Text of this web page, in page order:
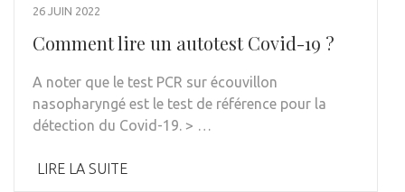
26 JUIN 2022
Comment lire un autotest Covid-19 ?
A noter que le test PCR sur écouvillon
nasopharyngé est le test de référence pour la
détection du Covid-19. > …
LIRE LA SUITE